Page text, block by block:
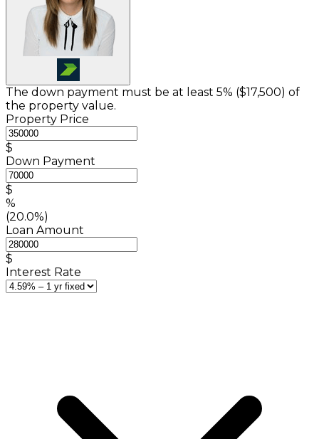
The down payment must be at least 5% ($17,500) of
the property value.
Property Price
$
Down Payment
$
%
(20.0%)
Loan Amount
$
Interest Rate